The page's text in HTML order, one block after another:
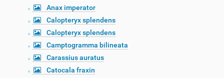
Anax imperator
Calopteryx splendens
Calopteryx splendens
Camptogramma bilineata
Carassius auratus
Catocala fraxin